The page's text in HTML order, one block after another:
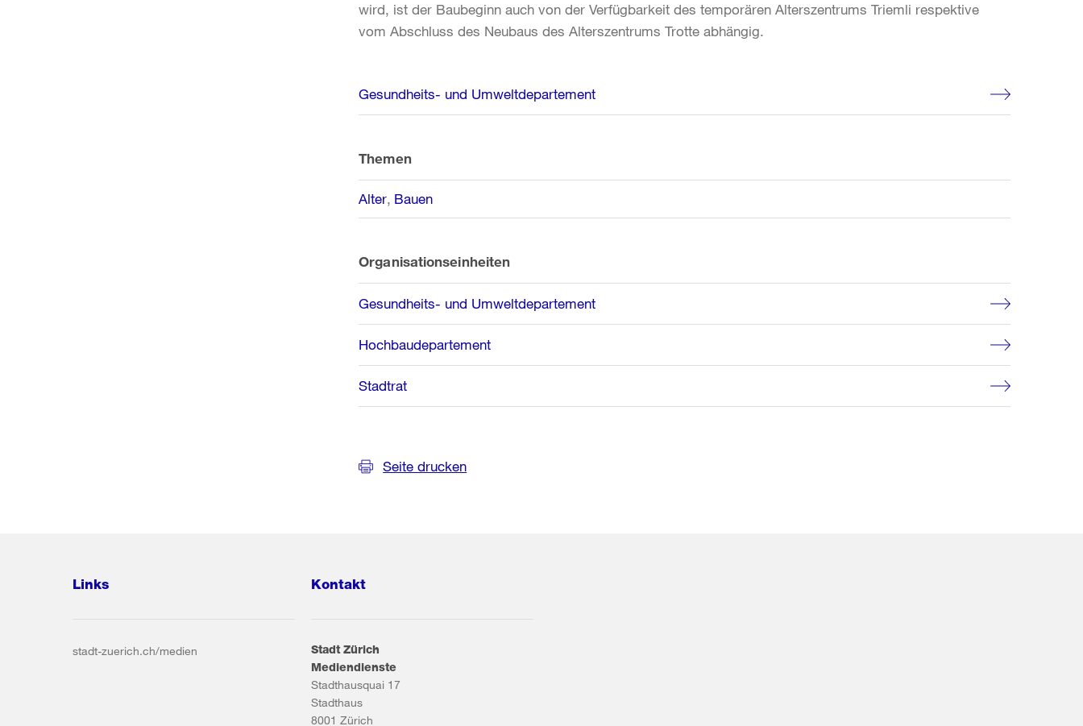
wird, ist der Baubeginn auch von der Verfügbarkeit des temporären Alterszentrums Triemli respektive
vom Abschluss des Neubaus des Alterszentrums Trotte abhängig.
Weitere
Informationen
Gesundheits- und Umweltdepartement
Themen
Alter Bauen
Organisationseinheiten
Gesundheits- und Umweltdepartement
Hochbaudepartement
Stadtrat
Seite drucken
Links
stadt-zuerich.ch/medien
Kontakt
Stadt Zürich
Mediendienste
Stadthausquai 17
Stadthaus
8001 Zürich